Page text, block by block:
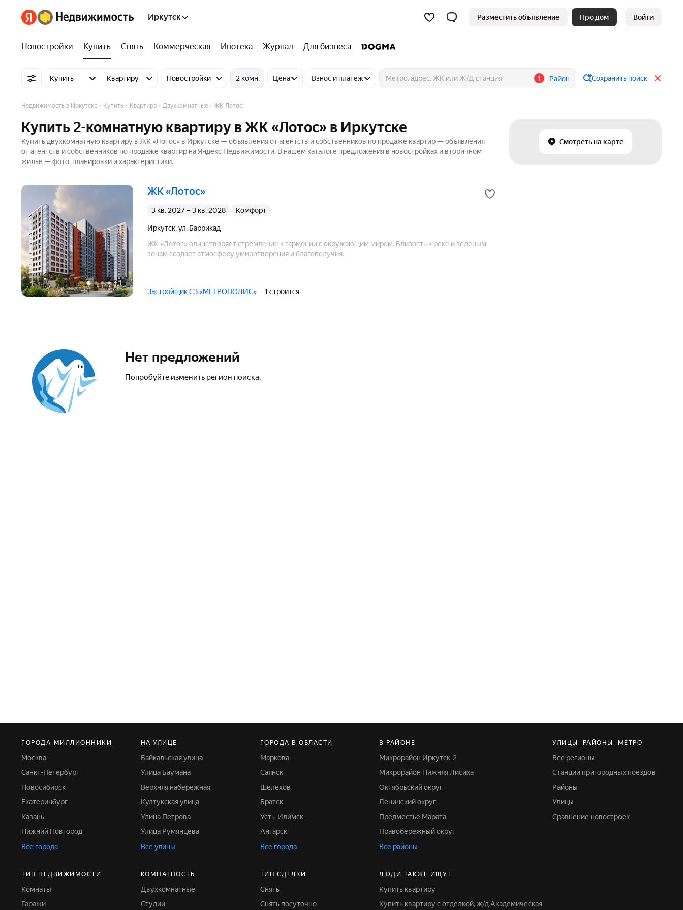
Иркутск Разместить объявление Про дом Войти
Новостройки Купить Снять Коммерческая Ипотека Журнал Для бизнеса
Купить Квартиру Новостройки 2 комн. Цена Взнос и платёж 1 Район Сохранить поиск
Смотреть на карте
Недвижимость в Иркутске Купить Квартира Двухкомнатные ЖК Лотос
Купить 2-комнатную квартиру в ЖК «Лотос» в Иркутске
Купить двухкомнатную квартиру в ЖК «Лотос» в Иркутске — объявления от агентств и собственников по продаже квартир — объявления
от агентств и собственников по продаже квартир на Яндекс Недвижимости. В нашем каталоге предложения в новостройках и вторичном
жилье — фото, планировки и характеристики.
ЖК «Лотос»
3 кв. 2027 – 3 кв. 2028 комфорт
Иркутск,ул. Баррикад
ЖК «Лотос» олицетворяет стремление к гармонии с окружающим миром. Близость к реке и зеленым
зонам создает атмосферу умиротворения и благополучия.
Застройщик СЗ «МЕТРОПОЛИС» 1 строится
+1
Нет предложений
Попробуйте изменить регион поиска.
ГОРОДА-МИЛЛИОННИКИ
Москва
Санкт-Петербург
Новосибирск
Екатеринбург
Казань
Нижний Новгород
Все города
НА УЛИЦЕ
Байкальская улица
Улица Баумана
Верхняя набережная
Култукская улица
Улица Петрова
Улица Румянцева
Все улицы
ГОРОДА В ОБЛАСТИ
Маркова
Саянск
Шелехов
Братск
Усть-Илимск
Ангарск
Все города
В РАЙОНЕ
Микрорайон Иркутск-2
Микрорайон Нижняя Лисиха
Октябрьский округ
Ленинский округ
Предместье Марата
Правобережный округ
Все районы
УЛИЦЫ, РАЙОНЫ, МЕТРО
Все регионы
Станции пригородных поездов
Районы
Улицы
Сравнение новостроек
ТИП НЕДВИЖИМОСТИ
Комнаты
Гаражи
КОМНАТНОСТЬ
Двухкомнатные
Студии
ТИП СДЕЛКИ
Снять
Снять посуточно
ЛЮДИ ТАКЖЕ ИЩУТ
Купить квартиру
Купить квартиру с отделкой, ж/д Академическая